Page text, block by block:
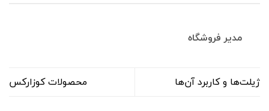
مدیر فروشگاه
ژیلت‌ها و کاربرد آن‌ها محصولات کوزارکس